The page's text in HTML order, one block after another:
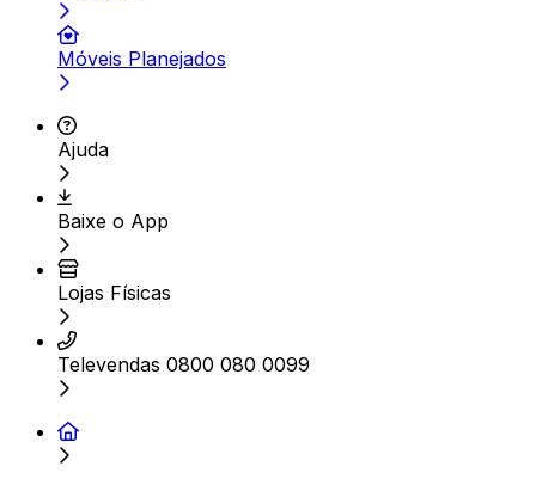
Móveis Planejados
Ajuda
Baixe o App
Lojas Físicas
Televendas 0800 080 0099